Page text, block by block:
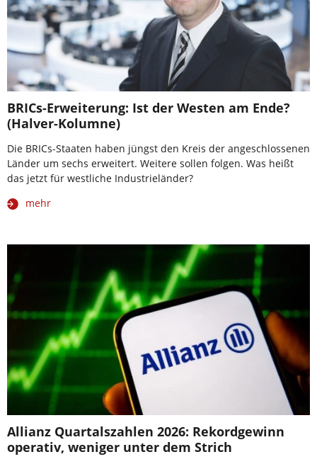
BRICs-Erweiterung: Ist der Westen am Ende?
(Halver-Kolumne)
Die BRICs-Staaten haben jüngst den Kreis der angeschlossenen
Länder um sechs erweitert. Weitere sollen folgen. Was heißt
das jetzt für westliche Industrieländer?
mehr
Allianz Quartalszahlen 2026: Rekordgewinn
operativ, weniger unter dem Strich